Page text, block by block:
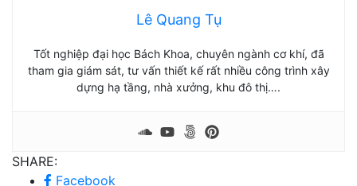
Lê Quang Tụ
Tốt nghiệp đại học Bách Khoa, chuyên ngành cơ khí, đã
tham gia giám sát, tư vấn thiết kế rất nhiều công trình xây
dựng hạ tầng, nhà xưởng, khu đô thị….
SHARE:
Facebook